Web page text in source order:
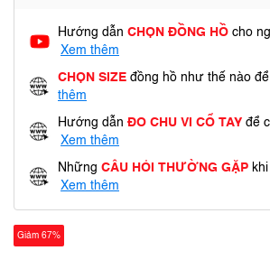
Hướng dẫn CHỌN ĐỒNG HỒ cho
Xem thêm
CHỌN SIZE đồng hồ như thế nào
thêm
Hướng dẫn ĐO CHU VI CỔ TAY để
Xem thêm
Những CÂU HỎI THƯỜNG GẶP
Xem thêm
Giảm 67%